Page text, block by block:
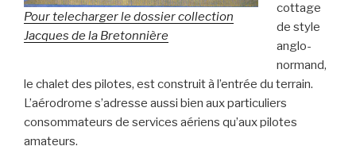
Pour telecharger le dossier collection
Jacques de la Bretonnière
cottage
de style
anglo-
normand,
le chalet des pilotes, est construit à l’entrée du terrain.
L’aérodrome s’adresse aussi bien aux particuliers
consommateurs de services aériens qu’aux pilotes
amateurs.